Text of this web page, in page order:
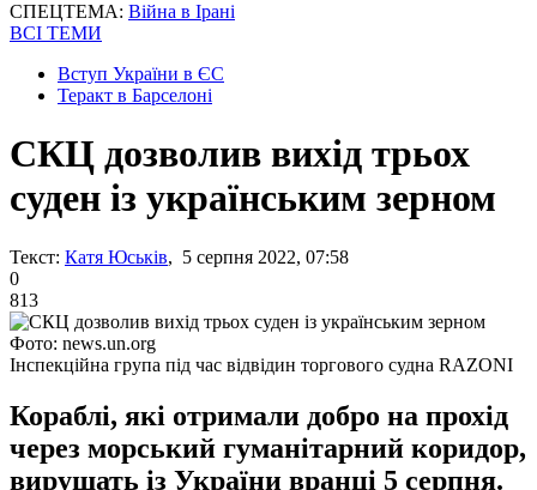
СПЕЦТЕМА: Війна в Ірані
ВСІ ТЕМИ
Вступ України в ЄС
Теракт в Барселоні
СКЦ дозволив вихід трьох
суден із українським зерном
Текст: Катя Юськів, 5 серпня 2022, 07:58
0
813
Фото: news.un.org
Інспекційна група під час відвідин торгового судна RAZONI
Кораблі, які отримали добро на прохід
через морський гуманітарний коридор,
вирушать із України вранці 5 серпня.